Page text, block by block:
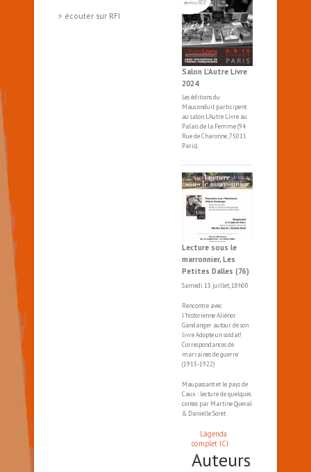
> écouter sur RFI
Salon L’Autre Livre
2024
Les éditions du
Mauconduit participent
au salon L'Autre Livre au
Palais de la Femme (94
Rue de Charonne, 75011
Paris).
Lecture sous le
marronnier, Les
Petites Dalles (76)
Samedi 13 juillet, 18h00
Rencontre avec
l'historienne Aliénor
Gandanger autour de son
livre Adopte un soldat!
Correspondances de
marraines de guerre
(1915-1922)
Maupassant et le pays de
Caux : lecture de quelques
contes par Martine Queval
& Danielle Soret
L'agenda
complet ICI
Auteurs